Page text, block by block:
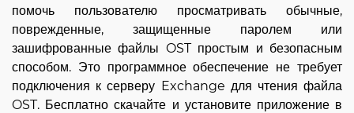
помочь пользователю просматривать обычные,
поврежденные, защищенные паролем или
зашифрованные файлы OST простым и безопасным
способом. Это программное обеспечение не требует
подключения к серверу Exchange для чтения файла
OST. Бесплатно скачайте и установите приложение в